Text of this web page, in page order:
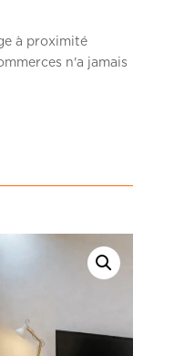
à proximité
n'a jamais